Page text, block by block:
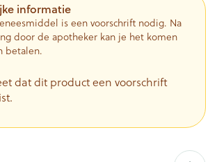
informatie
is een voorschrift nodig. Na
door de apotheker kan je het komen
betalen.
dat dit product een voorschrift